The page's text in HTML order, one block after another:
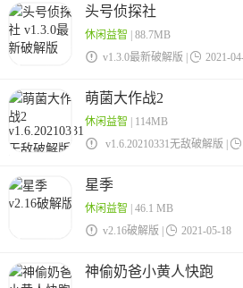
头号侦探社
休闲益智 | 88.7MB
 v1.3.0最新破解版 |  2021-
萌菌大作战2
休闲益智 | 114MB
 v1.6.20210331无敌破解版 | 
星季
休闲益智 | 46.1 MB
 v2.16破解版 |  2021-05-18
神偷奶爸小黄人快跑